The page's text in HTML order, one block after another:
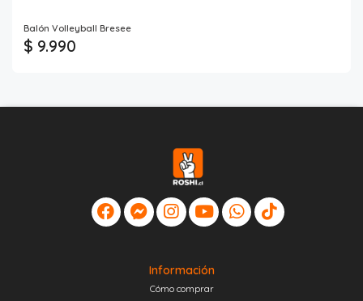
Balón Volleyball Bresee
$ 9.990
Información
Cómo comprar